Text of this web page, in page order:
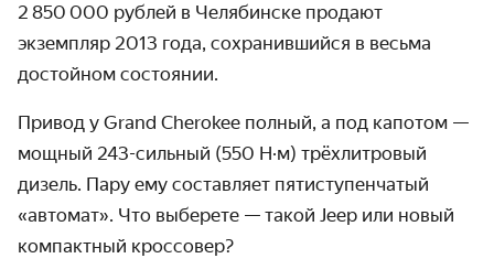
2 850 000 рублей в Челябинске продают
экземпляр 2013 года, сохранившийся в весьма
достойном состоянии.
Привод у Grand Cherokee полный, а под капотом —
мощный 243-сильный (550 Н·м) трёхлитровый
дизель. Пару ему составляет пятиступенчатый
«автомат». Что выберете — такой Jeep или новый
компактный кроссовер?